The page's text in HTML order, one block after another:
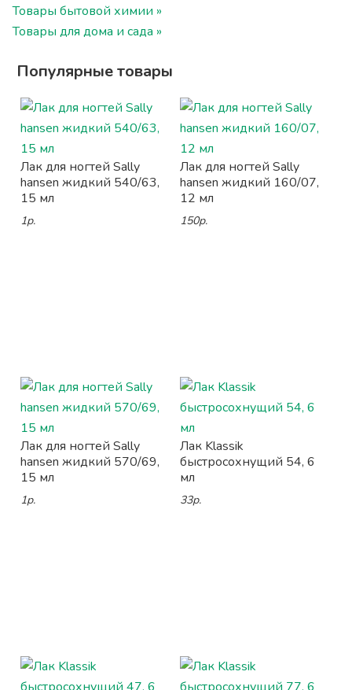
Товары бытовой химии »
Товары для дома и сада »
Популярные товары
Лак для ногтей Sally
hansen жидкий 540/63,
15 мл
1р.
Лак для ногтей Sally
hansen жидкий 160/07,
12 мл
150р.
Лак для ногтей Sally
hansen жидкий 570/69,
15 мл
1р.
Лак Klassik
быстросохнущий 54, 6
мл
33р.